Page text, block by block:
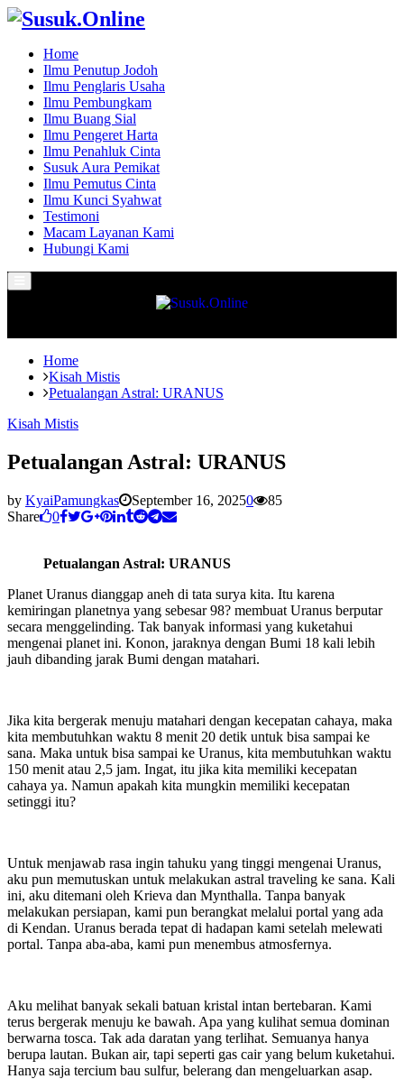
Home
Ilmu Penutup Jodoh
Ilmu Penglaris Usaha
Ilmu Pembungkam
Ilmu Buang Sial
Ilmu Pengeret Harta
Ilmu Penahluk Cinta
Susuk Aura Pemikat
Ilmu Pemutus Cinta
Ilmu Kunci Syahwat
Testimoni
Macam Layanan Kami
Hubungi Kami
Menu
Home
Kisah Mistis
Petualangan Astral: URANUS
Kisah Mistis
Petualangan Astral: URANUS
by KyaiPamungkas September 16, 20250
85
Share
0
Petualangan Astral: URANUS
Planet Uranus dianggap aneh di tata surya kita. Itu karena
kemiringan planetnya yang sebesar 98? membuat Uranus berputar
secara menggelinding. Tak banyak informasi yang kuketahui
mengenai planet ini. Konon, jaraknya dengan Bumi 18 kali lebih
jauh dibanding jarak Bumi dengan matahari.
Jika kita bergerak menuju matahari dengan kecepatan cahaya, maka
kita membutuhkan waktu 8 menit 20 detik untuk bisa sampai ke
sana. Maka untuk bisa sampai ke Uranus, kita membutuhkan waktu
150 menit atau 2,5 jam. Ingat, itu jika kita memiliki kecepatan
cahaya ya. Namun apakah kita mungkin memiliki kecepatan
setinggi itu?
Untuk menjawab rasa ingin tahuku yang tinggi mengenai Uranus,
aku pun memutuskan untuk melakukan astral traveling ke sana. Kali
ini, aku ditemani oleh Krieva dan Mynthalla. Tanpa banyak
melakukan persiapan, kami pun berangkat melalui portal yang ada
di Kendan. Uranus berada tepat di hadapan kami setelah melewati
portal. Tanpa aba-aba, kami pun menembus atmosfernya.
Aku melihat banyak sekali batuan kristal intan bertebaran. Kami
terus bergerak menuju ke bawah. Apa yang kulihat semua dominan
berwarna tosca. Tak ada daratan yang terlihat. Semuanya hanya
berupa lautan. Bukan air, tapi seperti gas cair yang belum kuketahui.
Hanya saja tercium bau sulfur, belerang dan mengeluarkan asap.